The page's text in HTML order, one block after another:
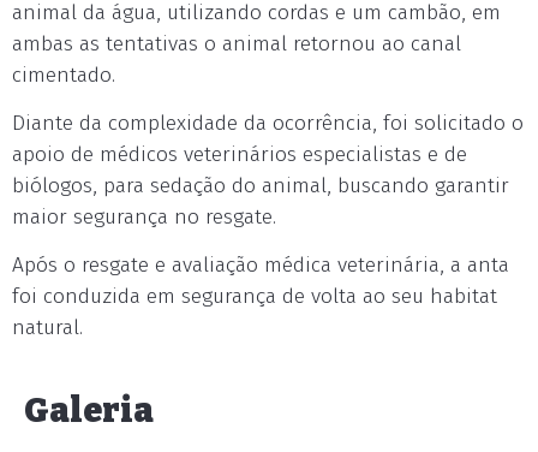
animal da água, utilizando cordas e um cambão, em
ambas as tentativas o animal retornou ao canal
cimentado.
Diante da complexidade da ocorrência, foi solicitado o
apoio de médicos veterinários especialistas e de
biólogos, para sedação do animal, buscando garantir
maior segurança no resgate.
Após o resgate e avaliação médica veterinária, a anta
foi conduzida em segurança de volta ao seu habitat
natural.
Galeria